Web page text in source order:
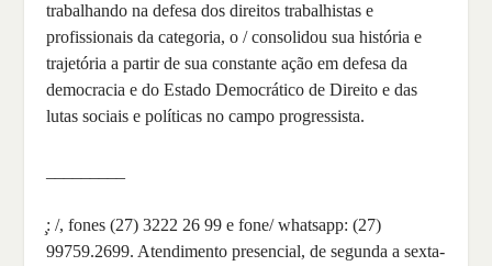
trabalhando na defesa dos direitos trabalhistas e
profissionais da categoria, o / consolidou sua história e
trajetória a partir de sua constante ação em defesa da
democracia e do Estado Democrático de Direito e das
lutas sociais e políticas no campo progressista.
̧: /, fones (27) 3222 26 99 e fone/ whatsapp: (27)
99759.2699. Atendimento presencial, de segunda a sexta-